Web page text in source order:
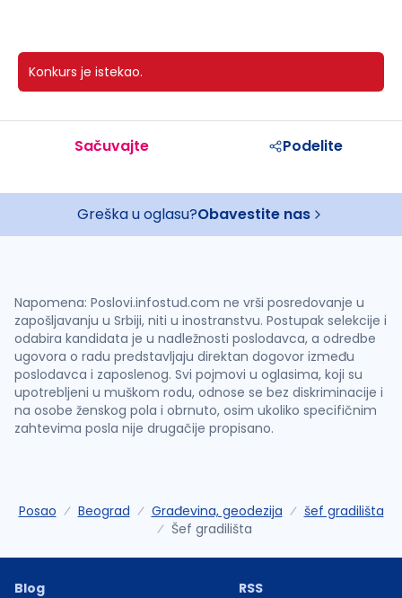
Konkurs je istekao.
Sačuvajte Podelite
Greška u oglasu?Obavestite nas
Napomena: Poslovi.infostud.com ne vrši posredovanje u
zapošljavanju u Srbiji, niti u inostranstvu. Postupak selekcije i
odabira kandidata je u nadležnosti poslodavca, a odredbe
ugovora o radu predstavljaju direktan dogovor između
poslodavca i zaposlenog. Svi pojmovi u oglasima, koji su
upotrebljeni u muškom rodu, odnose se bez diskriminacije i
na osobe ženskog pola i obrnuto, osim ukoliko specifičnim
zahtevima posla nije drugačije propisano.
Posao Beograd Građevina, geodezija
šef gradilišta
Šef gradilišta
Blog
RSS